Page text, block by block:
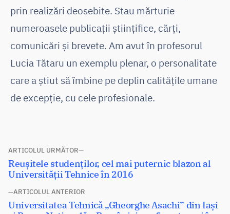
prin realizări deosebite. Stau mărturie
numeroasele publicații științifice, cărți,
comunicări și brevete. Am avut în profesorul
Lucia Tătaru un exemplu plenar, o personalitate
care a știut să îmbine pe deplin calitățile umane
de excepție, cu cele profesionale.
Navigare
în
articole
ARTICOLUL ANTERIOR
Articolul
Universitatea Tehnică „Gheorghe Asachi” din Iași
ARTICOLUL URMĂTOR
Articolul
următor:
Reușitele studenților, cel mai puternic blazon al
Universității Tehnice în 2016